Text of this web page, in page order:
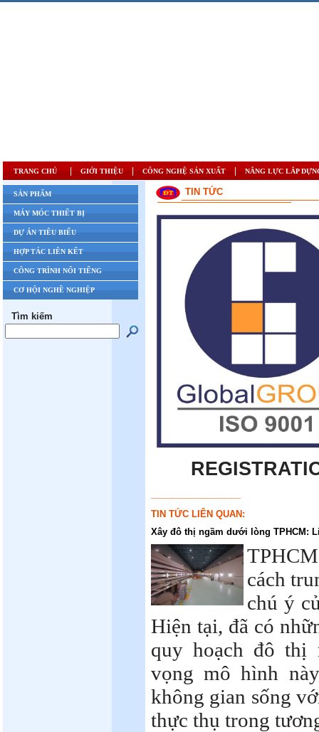
TRANG CHỦ GIỚI THIỆU CÔNG NGHỆ SẢN XUẤT NĂNG LỰC LẮP
SẢN PHẨM
MÁY MÓC THIẾT BỊ
DỰ ÁN TIÊU BIỂU
HỢP TÁC LIÊN KẾT
CÔNG TRÌNH NỔI TIẾNG
CƠ HỘI NGHỀ NGHIỆP
Tìm kiếm
TIN TỨC
TIN TỨC LIÊN QUAN:
Xây đô thị ngầm dưới lòng TPHCM:
cách
chú ý
Hiện tại, đã có
quy hoạch đô thị
vọng mô hình
không gian sống
thực thụ trong